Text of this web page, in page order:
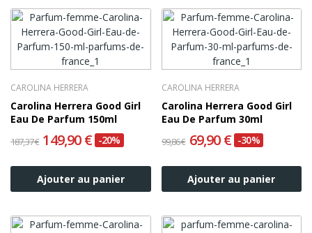
CAROLINA HERRERA
Carolina Herrera Good Girl
Eau De Parfum 150ml
187,37 € 149,90 € -20%
Ajouter au panier
CAROLINA HERRERA
Carolina Herrera Good Girl
Eau De Parfum 30ml
99,86 € 69,90 € -30%
Ajouter au panier